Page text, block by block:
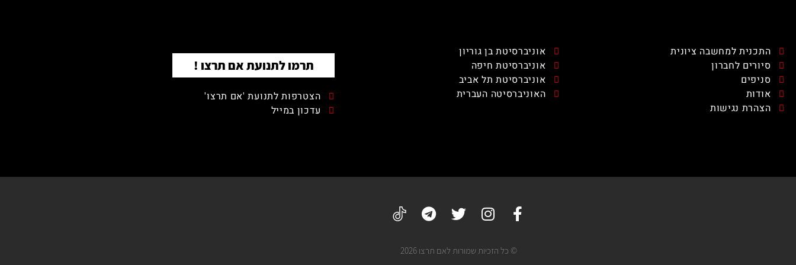
התכנית למחשבה ציונית
סיורים לחברון
סניפים
אודות
הצהרת נגישות
אוניברסיטת בן גוריון
אוניברסיטת חיפה
אוניברסיטת תל אביב
האוניברסיטה העברית
תרמו לתנועת אם תרצו !
הצטרפות לתנועת 'אם תרצו'
עדכון במייל
© כל הזכיות שמורות לאם תרצו 2026